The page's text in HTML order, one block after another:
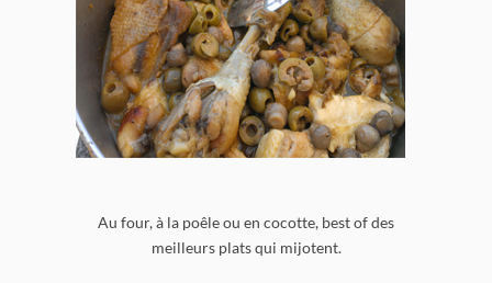
Au four, à la poêle ou en cocotte, best of des
meilleurs plats qui mijotent.